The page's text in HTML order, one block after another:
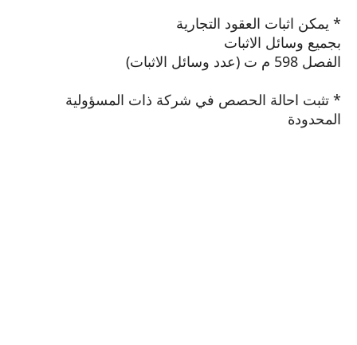
* يمكن اثبات العقود التجارية
بجميع وسائل الاثبات
الفصل 598 م ت (عدد وسائل الاثبات)
* تثبت احالة الحصص في شركة ذات المسؤولية
المحدودة